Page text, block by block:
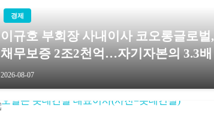
경제
이규호 부회장 사내이사 코오롱글로벌,
채무보증 2조2천억…자기자본의 3.3배
2026-08-07